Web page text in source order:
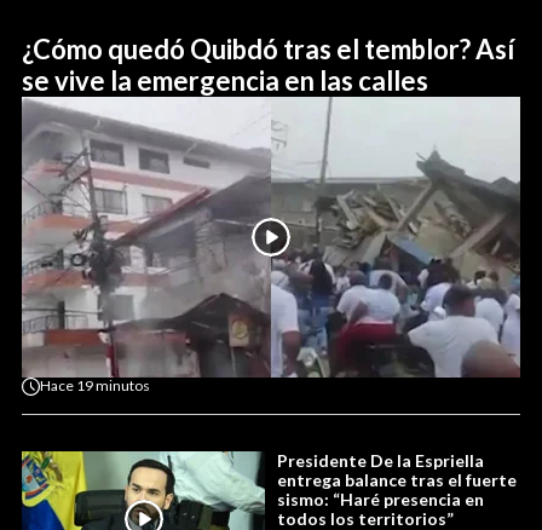
¿Cómo quedó Quibdó tras el temblor? Así
se vive la emergencia en las calles
Hace 19 minutos
Presidente De la Espriella
entrega balance tras el fuerte
sismo: “Haré presencia en
todos los territorios”